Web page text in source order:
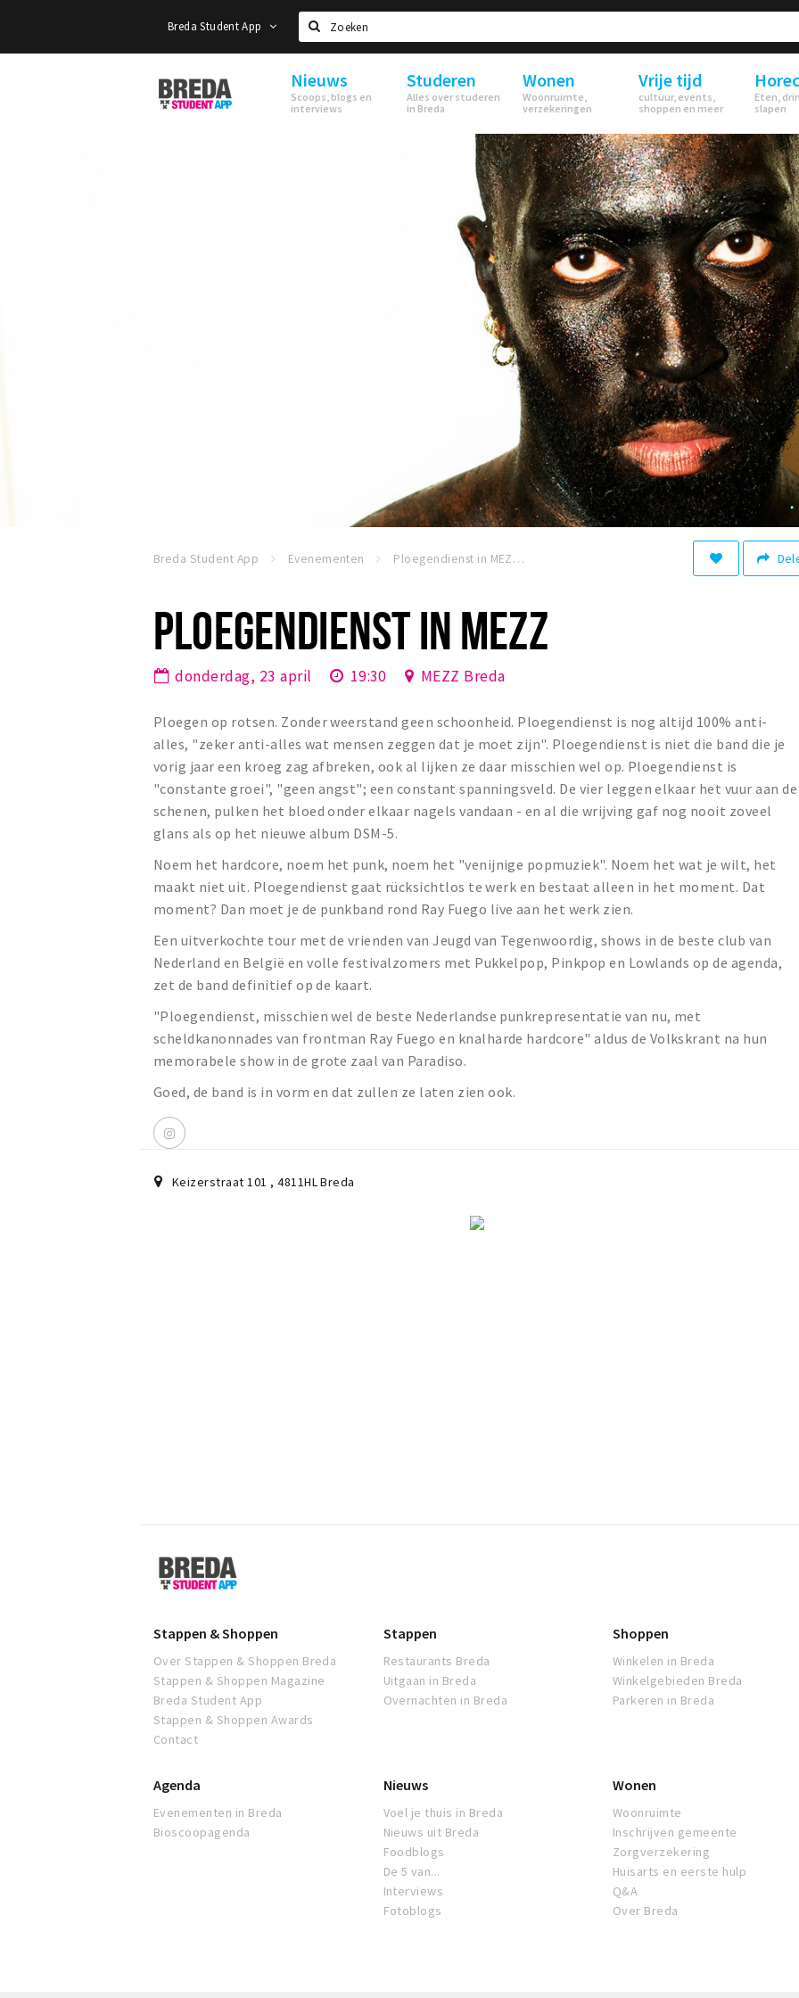
Breda Student App
Zoeken
Breda
Student
Nieuws
Scoops, blogs en
interviews
Studeren
Alles over studeren
in Breda
Wonen
Woonruimte,
verzekeringen
Vrije tijd
cultuur, events,
shoppen en meer
Eten,
slapen
Breda Student App Evenementen Ploegendienst in MEZZ
PLOEGENDIENST IN MEZZ
donderdag, 23 april 19:30 MEZZ Breda
Ploegen op rotsen. Zonder weerstand geen schoonheid. Ploegendienst is nog altijd 100% anti-
alles, "zeker anti-alles wat mensen zeggen dat je moet zijn". Ploegendienst is niet die band die je
vorig jaar een kroeg zag afbreken, ook al lijken ze daar misschien wel op. Ploegendienst is
"constante groei", "geen angst"; een constant spanningsveld. De vier leggen elkaar het vuur aan de
schenen, pulken het bloed onder elkaar nagels vandaan - en al die wrijving gaf nog nooit zoveel
glans als op het nieuwe album DSM-5.
Noem het hardcore, noem het punk, noem het "venijnige popmuziek". Noem het wat je wilt, het
maakt niet uit. Ploegendienst gaat rücksichtlos te werk en bestaat alleen in het moment. Dat
moment? Dan moet je de punkband rond Ray Fuego live aan het werk zien.
Een uitverkochte tour met de vrienden van Jeugd van Tegenwoordig, shows in de beste club van
Nederland en België en volle festivalzomers met Pukkelpop, Pinkpop en Lowlands op de agenda,
zet de band definitief op de kaart.
"Ploegendienst, misschien wel de beste Nederlandse punkrepresentatie van nu, met
scheldkanonnades van frontman Ray Fuego en knalharde hardcore" aldus de Volkskrant na hun
memorabele show in de grote zaal van Paradiso.
Goed, de band is in vorm en dat zullen ze laten zien ook.
Keizerstraat 101 ,4811HLBreda
Breda
Student
App
Stappen & Shoppen
Over Stappen & Shoppen Breda
Stappen & Shoppen Magazine
Breda Student App
Stappen & Shoppen Awards
Contact
Stappen
Restaurants Breda
Uitgaan in Breda
Overnachten in Breda
Shoppen
Winkelen in Breda
Winkelgebieden Breda
Parkeren in Breda
Agenda
Evenementen in Breda
Bioscoopagenda
Nieuws
Voel je thuis in Breda
Nieuws uit Breda
Foodblogs
De 5 van...
Interviews
Fotoblogs
Wonen
Woonruimte
Inschrijven gemeente
Zorgverzekering
Huisarts en eerste hulp
Q&A
Over Breda